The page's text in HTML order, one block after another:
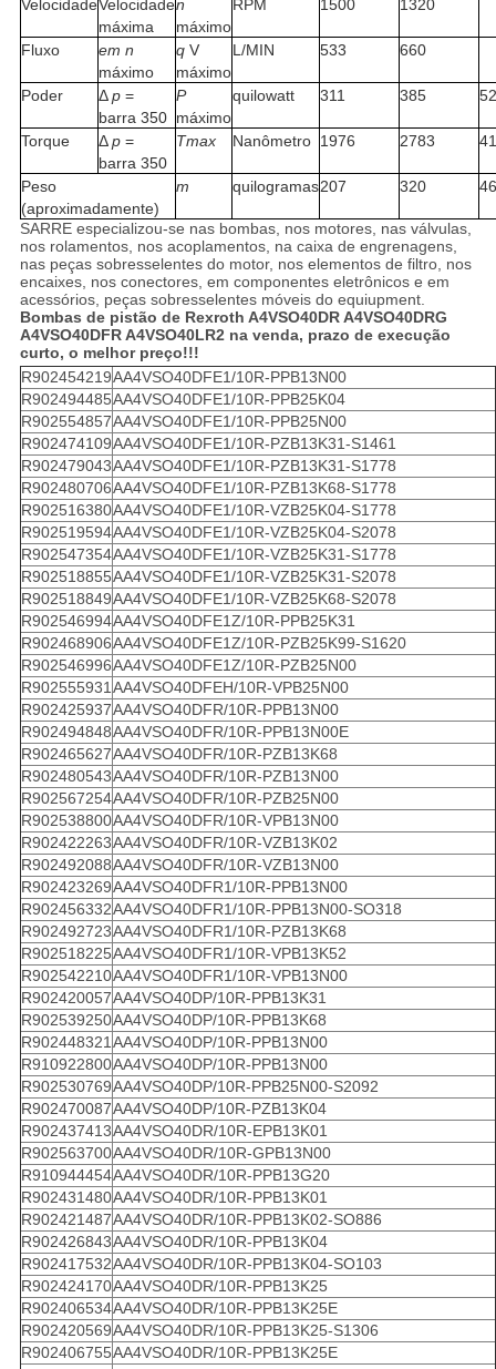
VelocidadeVelocidade
máxima
n
máximo
RPM 1500 1320
Fluxo
em n
máximo
qV
máximo
L/MIN 533 660
Poder Δp=
barra 350
P
máximo
quilowatt 311 385
Torque Δp=
barra 350
Tmax Nanômetro 1976 2783
Peso
(aproximadamente)
m quilogramas207 320
SARRE especializou-se nas bombas, nos motores, nas válvulas,
nos rolamentos, nos acoplamentos, na caixa de engrenagens,
nas peças sobresselentes do motor, nos elementos de filtro, nos
encaixes, nos conectores, em componentes eletrônicos e em
acessórios, peças sobresselentes móveis do equiupment.
Bombas de pistão de Rexroth A4VSO40DR A4VSO40DRG
A4VSO40DFR A4VSO40LR2 na venda, prazo de execução
curto, o melhor preço!!!
R902454219AA4VSO40DFE1/10R-PPB13N00
R902494485AA4VSO40DFE1/10R-PPB25K04
R902554857AA4VSO40DFE1/10R-PPB25N00
R902474109AA4VSO40DFE1/10R-PZB13K31-S1461
R902479043AA4VSO40DFE1/10R-PZB13K31-S1778
R902480706AA4VSO40DFE1/10R-PZB13K68-S1778
R902516380AA4VSO40DFE1/10R-VZB25K04-S1778
R902519594AA4VSO40DFE1/10R-VZB25K04-S2078
R902547354AA4VSO40DFE1/10R-VZB25K31-S1778
R902518855AA4VSO40DFE1/10R-VZB25K31-S2078
R902518849AA4VSO40DFE1/10R-VZB25K68-S2078
R902546994AA4VSO40DFE1Z/10R-PPB25K31
R902468906AA4VSO40DFE1Z/10R-PZB25K99-S1620
R902546996AA4VSO40DFE1Z/10R-PZB25N00
R902555931 AA4VSO40DFEH/10R-VPB25N00
R902425937AA4VSO40DFR/10R-PPB13N00
R902494848AA4VSO40DFR/10R-PPB13N00E
R902465627AA4VSO40DFR/10R-PZB13K68
R902480543AA4VSO40DFR/10R-PZB13N00
R902567254AA4VSO40DFR/10R-PZB25N00
R902538800AA4VSO40DFR/10R-VPB13N00
R902422263AA4VSO40DFR/10R-VZB13K02
R902492088AA4VSO40DFR/10R-VZB13N00
R902423269AA4VSO40DFR1/10R-PPB13N00
R902456332AA4VSO40DFR1/10R-PPB13N00-SO318
R902492723AA4VSO40DFR1/10R-PZB13K68
R902518225AA4VSO40DFR1/10R-VPB13K52
R902542210AA4VSO40DFR1/10R-VPB13N00
R902420057AA4VSO40DP/10R-PPB13K31
R902539250AA4VSO40DP/10R-PPB13K68
R902448321 AA4VSO40DP/10R-PPB13N00
R910922800AA4VSO40DP/10R-PPB13N00
R902530769AA4VSO40DP/10R-PPB25N00-S2092
R902470087AA4VSO40DP/10R-PZB13K04
R902437413AA4VSO40DR/10R-EPB13K01
R902563700AA4VSO40DR/10R-GPB13N00
R910944454AA4VSO40DR/10R-PPB13G20
R902431480AA4VSO40DR/10R-PPB13K01
R902421487AA4VSO40DR/10R-PPB13K02-SO886
R902426843AA4VSO40DR/10R-PPB13K04
R902417532AA4VSO40DR/10R-PPB13K04-SO103
R902424170AA4VSO40DR/10R-PPB13K25
R902406534AA4VSO40DR/10R-PPB13K25E
R902420569AA4VSO40DR/10R-PPB13K25-S1306
R902406755AA4VSO40DR/10R-PPB13K25E